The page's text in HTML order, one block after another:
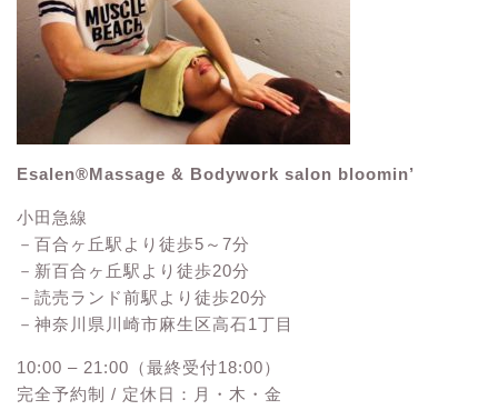
Esalen®Massage & Bodywork salon bloomin’
小田急線
－百合ヶ丘駅より徒歩5～7分
－新百合ヶ丘駅より徒歩20分
－読売ランド前駅より徒歩20分
－神奈川県川崎市麻生区高石1丁目
10:00 – 21:00（最終受付18:00）
完全予約制 / 定休日：月・木・金